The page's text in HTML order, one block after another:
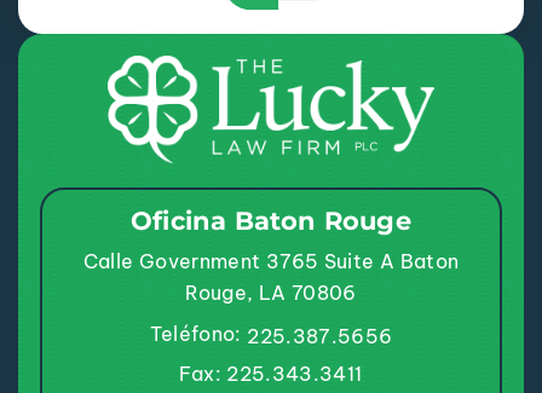
Oficina Baton Rouge
Calle Government 3765 Suite A Baton
Rouge, LA 70806
Teléfono: 225.387.5656
Fax: 225.343.3411